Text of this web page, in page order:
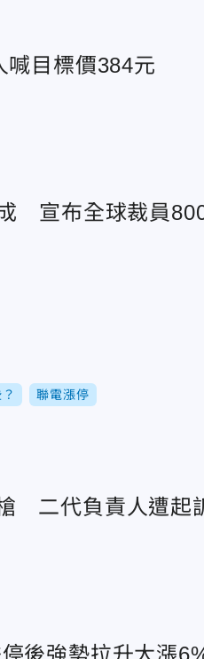
喊目標價384元
宣布全球裁員
聯電漲停
二代負責人遭起
後強勢拉升大漲